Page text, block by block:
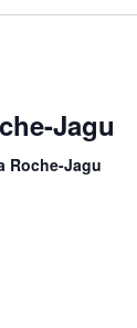
Jagu
Roche-Jagu